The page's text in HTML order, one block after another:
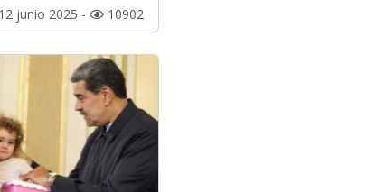
junio 2025 - 10902